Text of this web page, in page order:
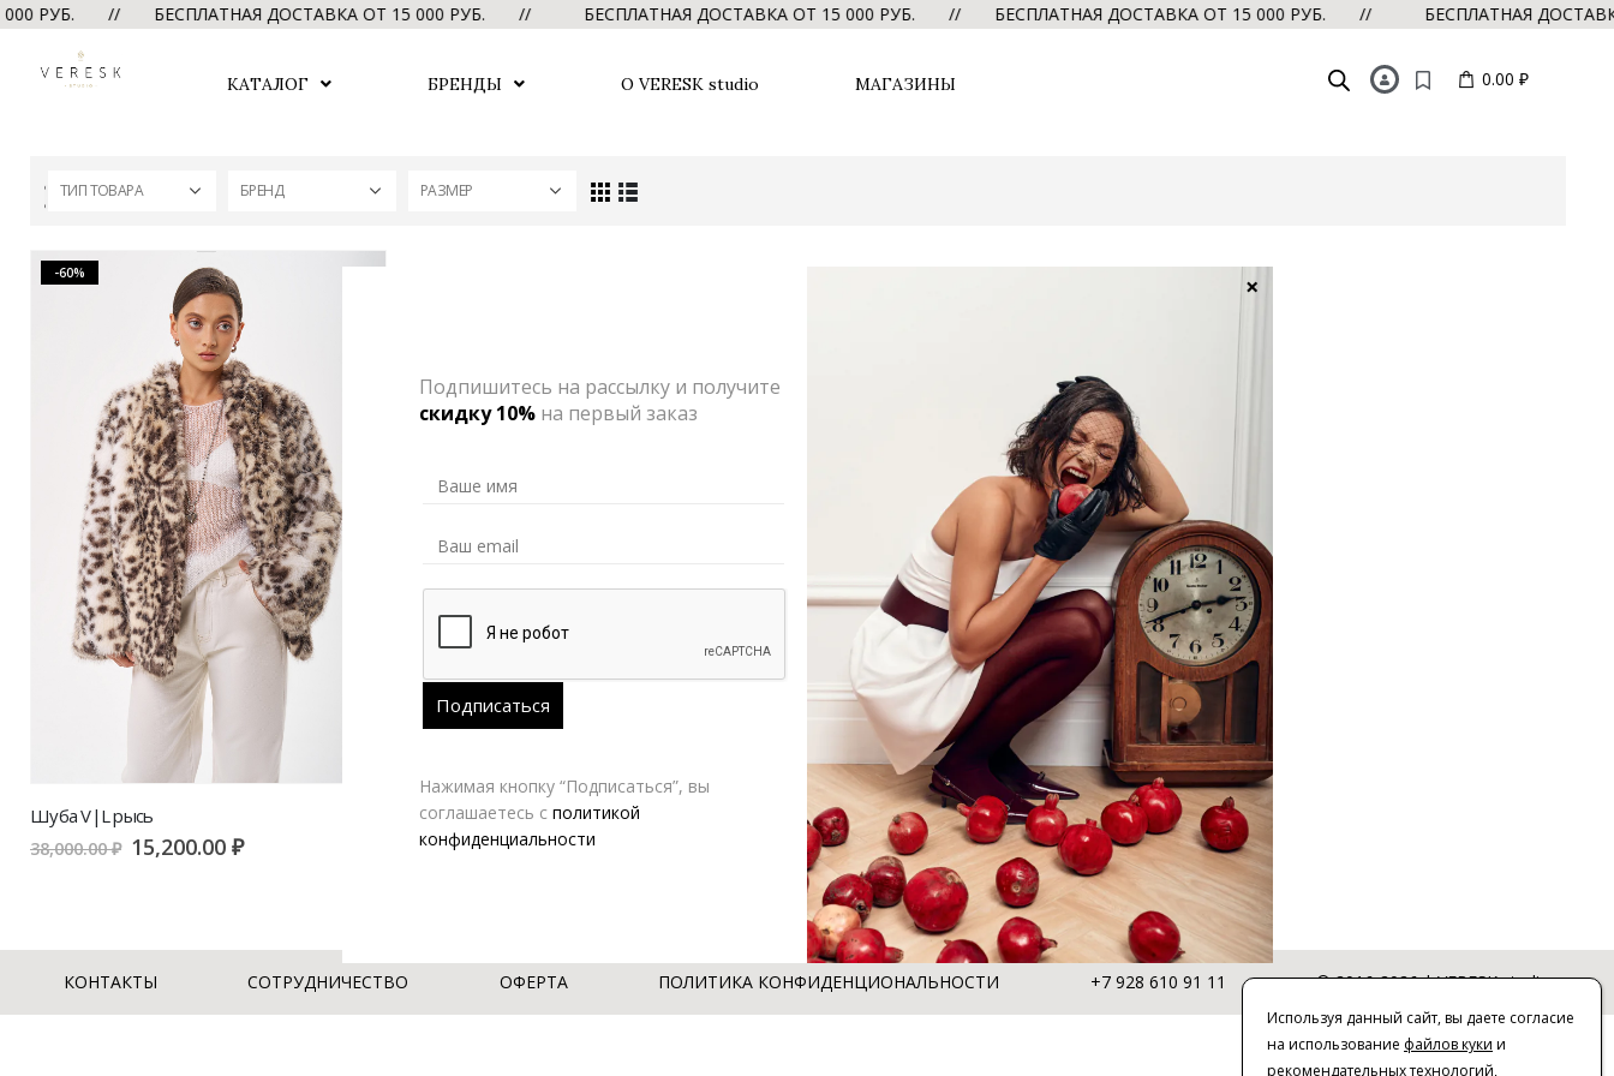
РУБ. // БЕСПЛАТНАЯ ДОСТАВКА ОТ 15 000 РУБ. // БЕСПЛАТНАЯ ДОСТАВКА ОТ 15 000 РУБ. // БЕСПЛАТНАЯ ДОСТАВКА ОТ 15 000 РУБ. // БЕСПЛАТНАЯ
КАТАЛОГ БРЕНДЫ О VERESK studio МАГАЗИНЫ 0.00 ₽
ТИП ТОВАРА БРЕНД РАЗМЕР
-60%
Шуба V|L рысь
38,000.00₽ 15,200.00₽
КОНТАКТЫ СОТРУДНИЧЕСТВО ОФЕРТА ПОЛИТИКА КОНФИДЕНЦИОНАЛЬНОСТИ +7 928 610 91 11 © 2016-2026 | VERESK studio
Используя данный сайт, вы даете согласие
на использование файлов куки и
рекомендательных технологий,
Подпишитесь на рассылку и получите
скидку 10%на первый заказ
Нажимая кнопку “Подписаться”, вы
соглашаетесь с политикой
конфиденциальности
×